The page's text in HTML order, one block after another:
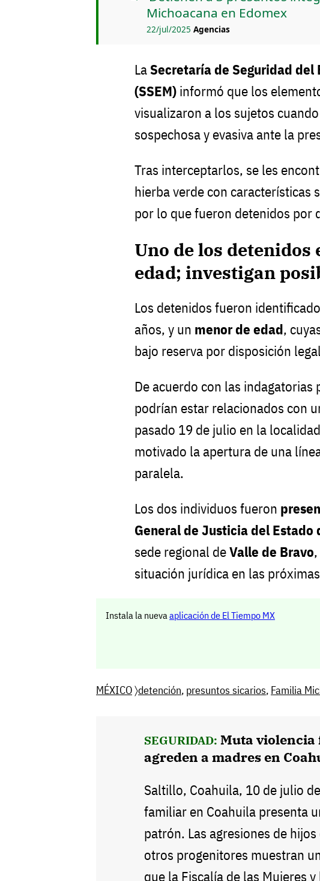
Michoacana en Edomex
22/jul/2025 Agencias
LaSecretaría de Seguridad del
(SSEM) informó que los
visualizaron a los sujetos
sospechosa y evasiva ante la
Tras interceptarlos, se les
hierba verde con características
por lo que fueron detenidos por
Uno de los detenidos
edad; investigan
Los detenidos fueron
años, y un menor de edad,
bajo reserva por disposición
De acuerdo con las indagatorias
podrían estar relacionados con
pasado 19 de julio en la
motivado la apertura de una
paralela.
Los dos individuos fueron
General de Justicia del Estado
sede regional deValle de Bravo
situación jurídica en las
Instala la nuevaaplicación de El Tiempo MX
MÉXICO〉detención, presuntos sicarios, Familia
SEGURIDAD: Muta
agreden a madres en
Saltillo, Coahuila, 10 de julio
familiar en Coahuila presenta
patrón. Las agresiones de
otros progenitores muestran
que la Fiscalía de las Mujeres